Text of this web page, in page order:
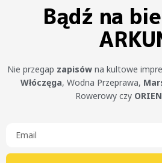
Bądź na
Nie przegap zapisów na kultowe
Włóczęga, Wodna Przeprawa,
Rowerowy czy